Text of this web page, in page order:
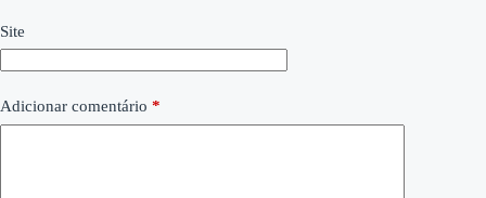
Site
Adicionar comentário *